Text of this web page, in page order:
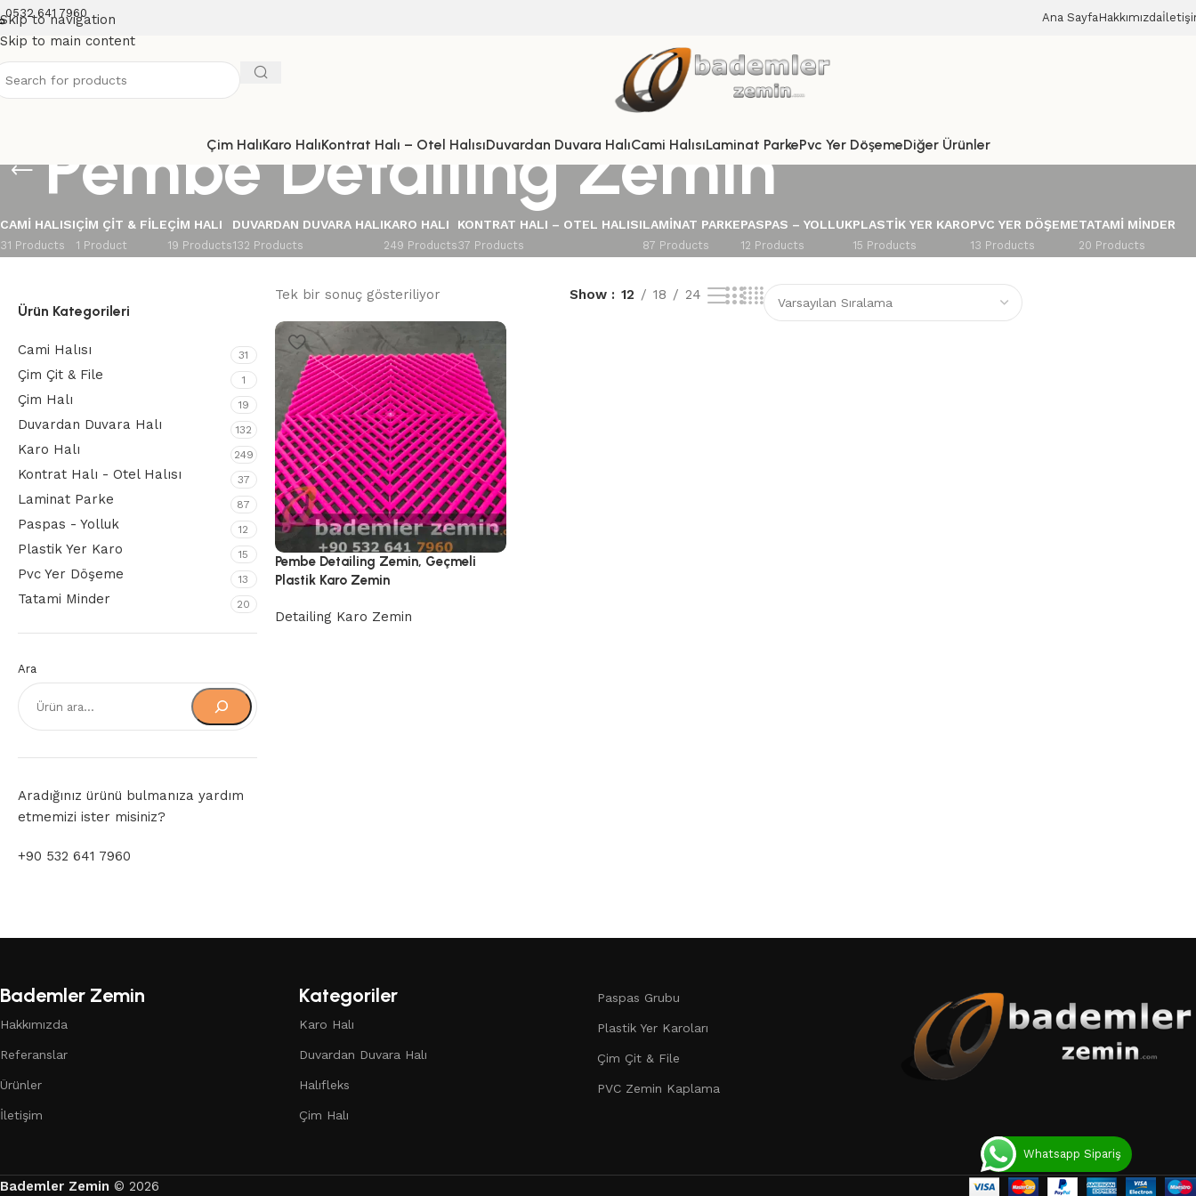
Skip to navigation
Skip to main content
0532 641 7960 Ana SayfaHakkımızda
Çim HalıKaro HalıKontrat Halı – Otel HalısıDuvardan Duvara HalıCami HalısıLaminat ParkePvc Yer DöşemeDiğer Ürünler
Pembe Detailing Zemin
CAMI HALISI
31 Products
ÇIM ÇIT & FILE
1 Product
ÇIM HALI
19 Products
DUVARDAN DUVARA HALI
132 Products
KARO HALI
249 Products
KONTRAT HALI – OTEL HALISI
37 Products
LAMINAT PARKE
87 Products
PASPAS – YOLLUK
12 Products
PLASTIK YER KARO
15 Products
PVC YER DÖŞEME
13 Products
TATAMI MINDER
20 Products
Ürün Kategorileri
Cami Halısı 31
Çim Çit & File 1
Çim Halı 19
Duvardan Duvara Halı 132
Karo Halı 249
Kontrat Halı - Otel Halısı 37
Laminat Parke 87
Paspas - Yolluk 12
Plastik Yer Karo 15
Pvc Yer Döşeme 13
Tatami Minder 20
Ara
Aradığınız ürünü bulmanıza yardım
etmemizi ister misiniz?
+90 532 641 7960
Tek bir sonuç gösteriliyor Show 12 18 24
Pembe Detailing Zemin, Geçmeli
Plastik Karo Zemin
Detailing Karo Zemin
Bademler Zemin
Hakkımızda
Referanslar
Ürünler
İletişim
Kategoriler
Karo Halı
Duvardan Duvara Halı
Halıfleks
Çim Halı
Paspas Grubu
Plastik Yer Karoları
Çim Çit & File
PVC Zemin Kaplama
Bademler Zemin © 2026
Whatsapp Sipariş